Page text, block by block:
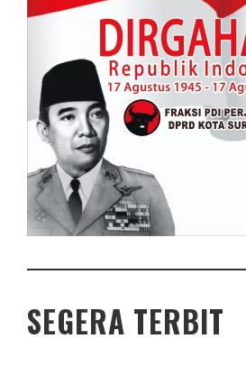
SEGERA TERBIT